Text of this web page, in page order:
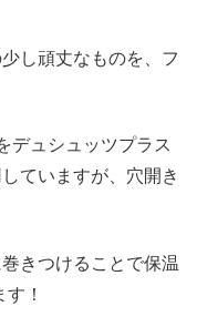
し頑丈なものを、フ
デュシュッツプラス
ていますが、穴開き
きつけることで保温
！